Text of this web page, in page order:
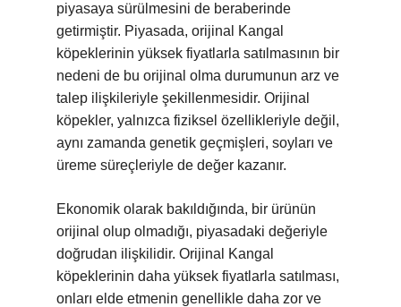
piyasaya sürülmesini de beraberinde
getirmiştir. Piyasada, orijinal Kangal
köpeklerinin yüksek fiyatlarla satılmasının bir
nedeni de bu orijinal olma durumunun arz ve
talep ilişkileriyle şekillenmesidir. Orijinal
köpekler, yalnızca fiziksel özellikleriyle değil,
aynı zamanda genetik geçmişleri, soyları ve
üreme süreçleriyle de değer kazanır.
Ekonomik olarak bakıldığında, bir ürünün
orijinal olup olmadığı, piyasadaki değeriyle
doğrudan ilişkilidir. Orijinal Kangal
köpeklerinin daha yüksek fiyatlarla satılması,
onları elde etmenin genellikle daha zor ve